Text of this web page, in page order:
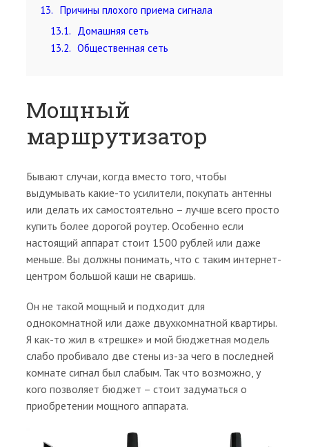
13
Причины плохого приема сигнала
13.1
Домашняя сеть
13.2
Общественная сеть
Мощный
маршрутизатор
Бывают случаи, когда вместо того, чтобы
выдумывать какие-то усилители, покупать антенны
или делать их самостоятельно – лучше всего просто
купить более дорогой роутер. Особенно если
настоящий аппарат стоит 1500 рублей или даже
меньше. Вы должны понимать, что с таким интернет-
центром большой каши не сваришь.
Он не такой мощный и подходит для
однокомнатной или даже двухкомнатной квартиры.
Я как-то жил в «трешке» и мой бюджетная модель
слабо пробивало две стены из-за чего в последней
комнате сигнал был слабым. Так что возможно, у
кого позволяет бюджет – стоит задуматься о
приобретении мощного аппарата.